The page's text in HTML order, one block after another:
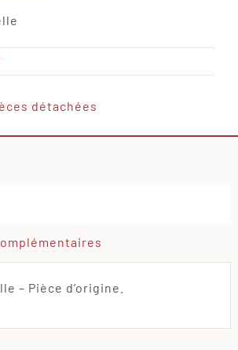
détachées
– Pièce d’origine.